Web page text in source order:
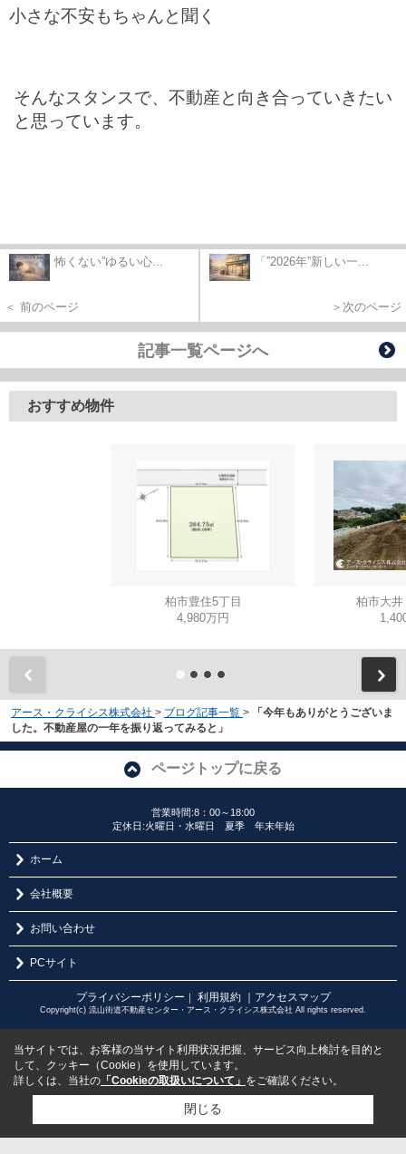
小さな不安もちゃんと聞く
そんなスタンスで、不動産と向き合っていきたい
と思っています。
怖くない”ゆるい心...
＜ 前のページ
「”2026年”新しい一...
＞次のページ
記事一覧ページへ
おすすめ物件
柏市豊住5丁目
4,980万円
柏市大
アース・クライシス株式会社 > ブログ記事一覧 >
「今年もありがとうございま
した。不動産屋の一年を振り返ってみると」
ページトップに戻る
営業時間:8：00～18:00
定休日:火曜日・水曜日 夏季 年末年始
ホーム
会社概要
お問い合わせ
PCサイト
プライバシーポリシー ｜ 利用規約 ｜アクセスマップ
Copyright(c) 流山街道不動産センター・アース・クライシス株式会社 All rights reserved.
当サイトでは、お客様の当サイト利用状況把握、サービス向上検討を目的と
して、クッキー（Cookie）を使用しています。
詳しくは、当社の 「Cookieの取扱いについて」 をご確認ください。
閉じる